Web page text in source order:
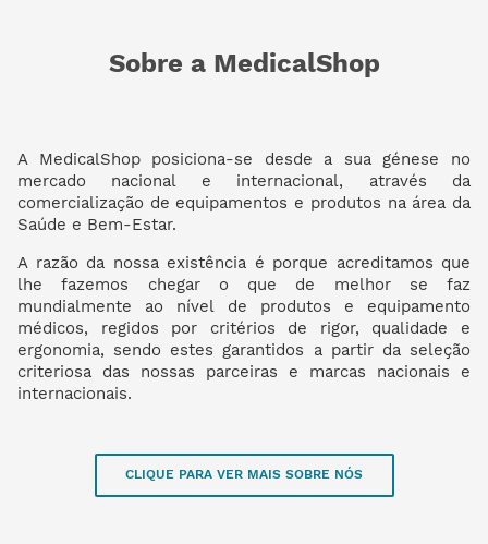
Sobre a MedicalShop
A MedicalShop posiciona-se desde a sua génese no
mercado nacional e internacional, através da
comercialização de equipamentos e produtos na área da
Saúde e Bem-Estar.
A razão da nossa existência é porque acreditamos que
lhe fazemos chegar o que de melhor se faz
mundialmente ao nível de produtos e equipamento
médicos, regidos por critérios de rigor, qualidade e
ergonomia, sendo estes garantidos a partir da seleção
criteriosa das nossas parceiras e marcas nacionais e
internacionais.
CLIQUE PARA VER MAIS SOBRE NÓS